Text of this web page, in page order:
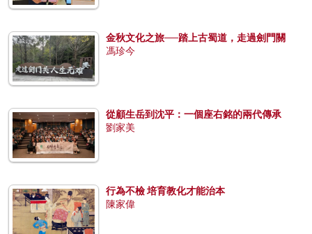
金秋文化之旅──踏上古蜀道，走過劍門關
馮珍今
從顧生岳到沈平：一個座右銘的兩代傳承
劉家美
行為不檢 培育教化才能治本
陳家偉